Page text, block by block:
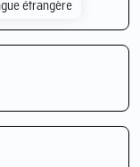
étrangère